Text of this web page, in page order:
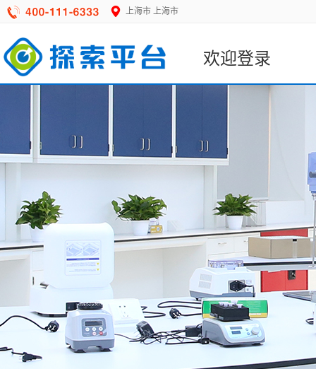
上海市 上海市
欢迎登录